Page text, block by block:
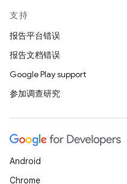
支持
报告平台错误
报告文档错误
Google Play support
参加调查研究
Android
Chrome